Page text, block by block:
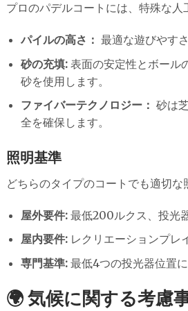
プロのパデルコートには、特殊な人
パイルの高さ： 最適な遊びやす
砂の充填:表面の安定性とボール
砂を使用します。
ファイバーテクノロジー： 砂は
全を確保します。
照明基準
どちらのタイプのコートでも適切な
屋外要件:最低200ルクス、投光
屋内要件:レクリエーションプレ
専門基準:最低4つの投光器位置
🌍 気候に関する考慮